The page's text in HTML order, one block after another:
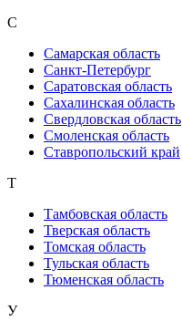
С
Самарская область
Санкт-Петербург
Саратовская область
Сахалинская область
Свердловская область
Смоленская область
Ставропольский край
Т
Тамбовская область
Тверская область
Томская область
Тульская область
Тюменская область
У